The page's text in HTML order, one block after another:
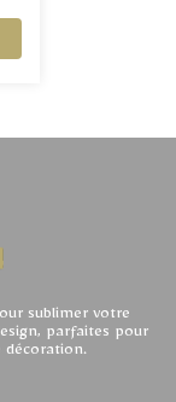
sublimer votre
parfaites pour
décoration.